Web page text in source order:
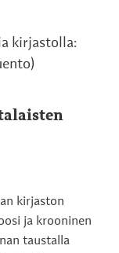
kirjastolla:
kirjaston
ja krooninen
taustalla